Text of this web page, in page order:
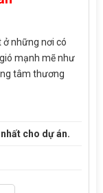
những nơi có
mạnh mẽ như
tâm thương
cho dự án.